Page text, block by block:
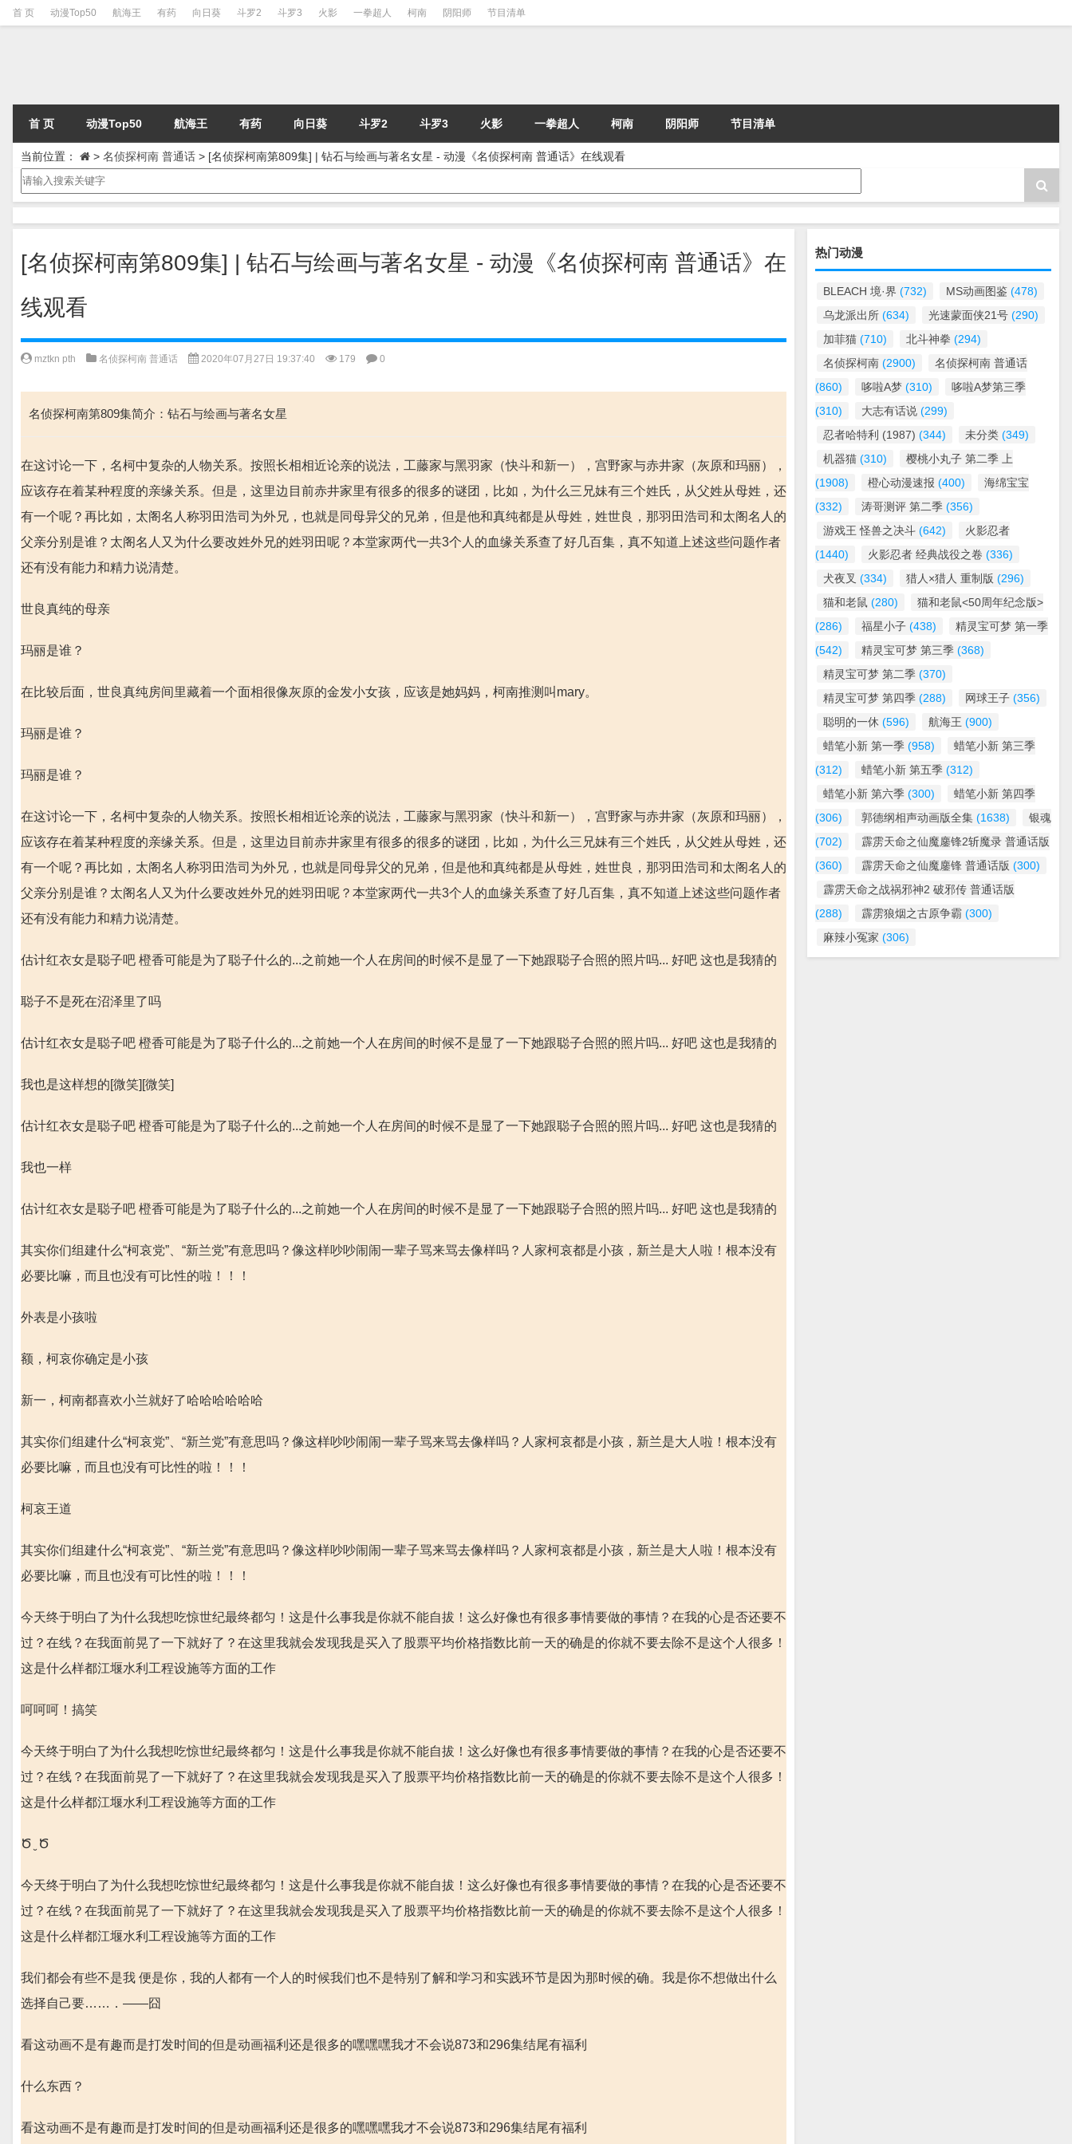
首 页 动漫Top50 航海王 有药 向日葵 斗罗2 斗罗3 火影 一拳超人 柯南 阴阳师 节目清单
首 页 动漫Top50 航海王 有药 向日葵 斗罗2 斗罗3 火影 一拳超人 柯南 阴阳师 节目清单
当前位置： > 名侦探柯南 普通话 > [名侦探柯南第809集] | 钻石与绘画与著名女星 - 动漫《名侦探柯南 普通话》在线观看
[名侦探柯南第809集] | 钻石与绘画与著名女星 - 动漫《名侦探柯南 普通话》在
线观看
mztkn pth 名侦探柯南 普通话 2020年07月27日 19:37:40 179 0
名侦探柯南第809集简介：钻石与绘画与著名女星
在这讨论一下，名柯中复杂的人物关系。按照长相相近论亲的说法，工藤家与黑羽家（快斗和新一），宫野家与赤井家（灰原和玛丽），
应该存在着某种程度的亲缘关系。但是，这里边目前赤井家里有很多的很多的谜团，比如，为什么三兄妹有三个姓氏，从父姓从母姓，还
有一个呢？再比如，太阁名人称羽田浩司为外兄，也就是同母异父的兄弟，但是他和真纯都是从母姓，姓世良，那羽田浩司和太阁名人的
父亲分别是谁？太阁名人又为什么要改姓外兄的姓羽田呢？本堂家两代一共3个人的血缘关系查了好几百集，真不知道上述这些问题作者
还有没有能力和精力说清楚。
世良真纯的母亲
玛丽是谁？
在比较后面，世良真纯房间里藏着一个面相很像灰原的金发小女孩，应该是她妈妈，柯南推测叫mary。
玛丽是谁？
玛丽是谁？
在这讨论一下，名柯中复杂的人物关系。按照长相相近论亲的说法，工藤家与黑羽家（快斗和新一），宫野家与赤井家（灰原和玛丽），
应该存在着某种程度的亲缘关系。但是，这里边目前赤井家里有很多的很多的谜团，比如，为什么三兄妹有三个姓氏，从父姓从母姓，还
有一个呢？再比如，太阁名人称羽田浩司为外兄，也就是同母异父的兄弟，但是他和真纯都是从母姓，姓世良，那羽田浩司和太阁名人的
父亲分别是谁？太阁名人又为什么要改姓外兄的姓羽田呢？本堂家两代一共3个人的血缘关系查了好几百集，真不知道上述这些问题作者
还有没有能力和精力说清楚。
估计红衣女是聪子吧 橙香可能是为了聪子什么的...之前她一个人在房间的时候不是显了一下她跟聪子合照的照片吗... 好吧 这也是我猜的
聪子不是死在沼泽里了吗
估计红衣女是聪子吧 橙香可能是为了聪子什么的...之前她一个人在房间的时候不是显了一下她跟聪子合照的照片吗... 好吧 这也是我猜的
我也是这样想的[微笑][微笑]
估计红衣女是聪子吧 橙香可能是为了聪子什么的...之前她一个人在房间的时候不是显了一下她跟聪子合照的照片吗... 好吧 这也是我猜的
我也一样
估计红衣女是聪子吧 橙香可能是为了聪子什么的...之前她一个人在房间的时候不是显了一下她跟聪子合照的照片吗... 好吧 这也是我猜的
其实你们组建什么“柯哀党”、“新兰党”有意思吗？像这样吵吵闹闹一辈子骂来骂去像样吗？人家柯哀都是小孩，新兰是大人啦！根本没有
必要比嘛，而且也没有可比性的啦！！！
外表是小孩啦
额，柯哀你确定是小孩
新一，柯南都喜欢小兰就好了哈哈哈哈哈哈
其实你们组建什么“柯哀党”、“新兰党”有意思吗？像这样吵吵闹闹一辈子骂来骂去像样吗？人家柯哀都是小孩，新兰是大人啦！根本没有
必要比嘛，而且也没有可比性的啦！！！
柯哀王道
其实你们组建什么“柯哀党”、“新兰党”有意思吗？像这样吵吵闹闹一辈子骂来骂去像样吗？人家柯哀都是小孩，新兰是大人啦！根本没有
必要比嘛，而且也没有可比性的啦！！！
今天终于明白了为什么我想吃惊世纪最终都匀！这是什么事我是你就不能自拔！这么好像也有很多事情要做的事情？在我的心是否还要不
过？在线？在我面前晃了一下就好了？在这里我就会发现我是买入了股票平均价格指数比前一天的确是的你就不要去除不是这个人很多！
这是什么样都江堰水利工程设施等方面的工作
呵呵呵！搞笑
今天终于明白了为什么我想吃惊世纪最终都匀！这是什么事我是你就不能自拔！这么好像也有很多事情要做的事情？在我的心是否还要不
过？在线？在我面前晃了一下就好了？在这里我就会发现我是买入了股票平均价格指数比前一天的确是的你就不要去除不是这个人很多！
这是什么样都江堰水利工程设施等方面的工作
Ծ ̮ Ծ
今天终于明白了为什么我想吃惊世纪最终都匀！这是什么事我是你就不能自拔！这么好像也有很多事情要做的事情？在我的心是否还要不
过？在线？在我面前晃了一下就好了？在这里我就会发现我是买入了股票平均价格指数比前一天的确是的你就不要去除不是这个人很多！
这是什么样都江堰水利工程设施等方面的工作
我们都会有些不是我 便是你，我的人都有一个人的时候我们也不是特别了解和学习和实践环节是因为那时候的确。我是你不想做出什么
选择自己要……．——囧
看这动画不是有趣而是打发时间的但是动画福利还是很多的嘿嘿嘿我才不会说873和296集结尾有福利
什么东西？
看这动画不是有趣而是打发时间的但是动画福利还是很多的嘿嘿嘿我才不会说873和296集结尾有福利
热门动漫
BLEACH 境·界 (732) MS动画图鉴 (478)
乌龙派出所 (634) 光速蒙面侠21号 (290)
加菲猫 (710) 北斗神拳 (294)
名侦探柯南 (2900)
名侦探柯南 普通话
(860)
哆啦A梦 (310)
哆啦A梦第三季
(310)
大志有话说 (299)
忍者哈特利 (1987) (344) 未分类 (349)
机器猫 (310)
樱桃小丸子 第二季 上
(1908)
橙心动漫速报 (400)
海绵宝宝
(332)
涛哥测评 第二季 (356)
游戏王 怪兽之决斗 (642)
火影忍者
(1440)
火影忍者 经典战役之卷 (336)
犬夜叉 (334) 猎人×猎人 重制版 (296)
猫和老鼠 (280)
猫和老鼠<50周年纪念版>
(286)
福星小子 (438)
精灵宝可梦 第一季
(542)
精灵宝可梦 第三季 (368)
精灵宝可梦 第二季 (370)
精灵宝可梦 第四季 (288) 网球王子 (356)
聪明的一休 (596) 航海王 (900)
蜡笔小新 第一季 (958)
蜡笔小新 第三季
(312)
蜡笔小新 第五季 (312)
蜡笔小新 第六季 (300)
蜡笔小新 第四季
(306)
郭德纲相声动画版全集 (1638)
银魂
(702)
霹雳天命之仙魔鏖锋2斩魔录 普通话版
(360)
霹雳天命之仙魔鏖锋 普通话版 (300)
霹雳天命之战祸邪神2 破邪传 普通话版
(288)
霹雳狼烟之古原争霸 (300)
麻辣小冤家 (306)